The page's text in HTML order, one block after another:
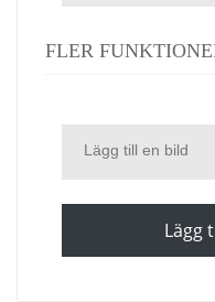
FLER
Lägg till en bild
Lägg